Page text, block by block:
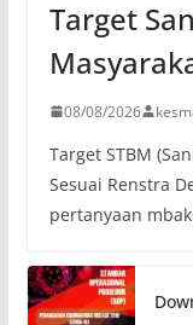
Target
08/08/2026
Target STBM
Sesuai Renstra
pertanyaan